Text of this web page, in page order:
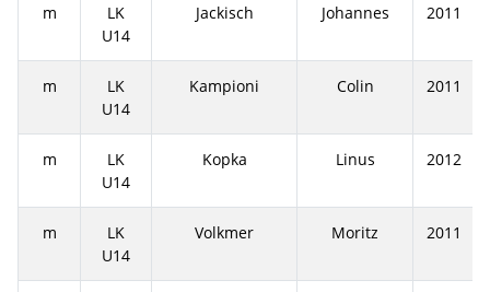
m
LK
U14
Jackisch Johannes 2011
m
LK
U14
Kampioni Colin 2011
m
LK
U14
Kopka Linus 2012
m
LK
U14
Volkmer Moritz 2011